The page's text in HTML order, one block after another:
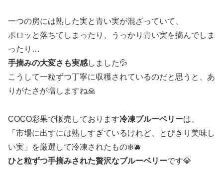
一つの房には熟した実と青い実が混ざっていて、
ポロッと落ちてしまったり、うっかり青い実を摘んでしま
ったり…
手摘みの大変さも実感しました💦
こうして一粒ずつ丁寧に収穫されているのだと思うと、あ
りがたさが増しますね🙏
COCO彩果で販売しております冷凍ブルーベリーは、
「市場に出すには熟しすぎているけれど、とびきり美味し
い実」を厳選して冷凍されたもの❄️🫐
ひと粒ずつ手摘みされた贅沢なブルーベリーです💎